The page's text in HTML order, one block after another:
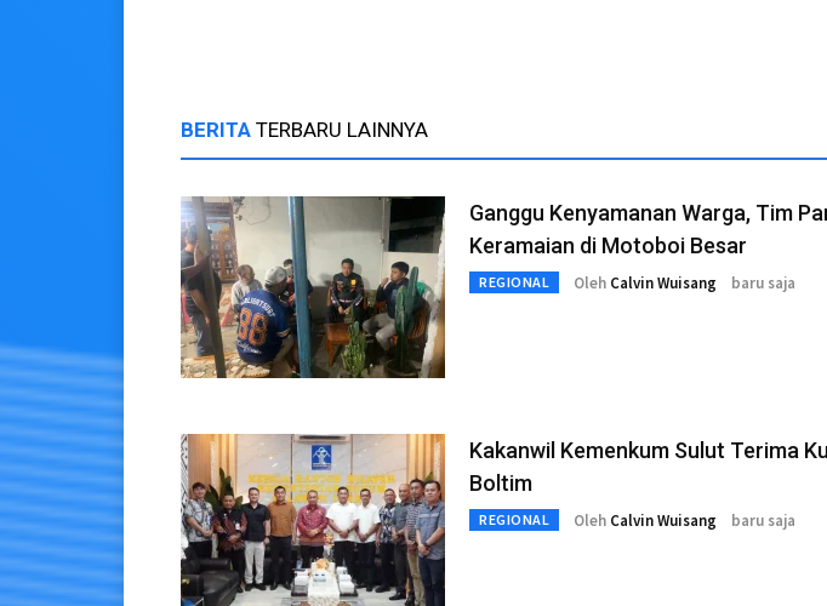
BERITA TERBARU LAINNYA
Ganggu Kenyamanan Warga, Tim
Keramaian di Motoboi Besar
REGIONAL Oleh Calvin Wuisang baru saja
Kakanwil Kemenkum Sulut Terima
Boltim
REGIONAL Oleh Calvin Wuisang baru saja